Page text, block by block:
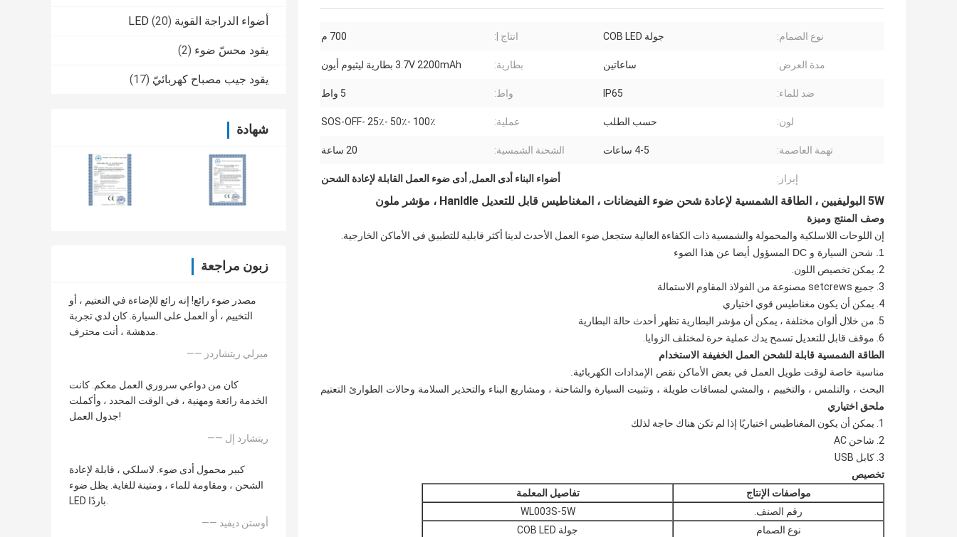
أضواء الدراجة القوية LED (20)
يقود محسّ ضوء (2)
يقود جيب مصباح كهربائيّ (17)
شهادة
زبون مراجعة
مصدر ضوء رائع! إنه رائع للإضاءة في التعتيم ، أو
التخييم ، أو العمل على السيارة. كان لدي تجربة
مدهشة ، أنت محترف.
—— ميرلي ريتشاردز
كان من دواعي سروري العمل معكم. كانت
الخدمة رائعة ومهنية ، في الوقت المحدد ، وأكملت
جدول العمل!
—— ريتشارد إل
كبير محمول أدى ضوء. لاسلكي ، قابلة لإعادة
الشحن ، ومقاومة للماء ، ومتينة للغاية. يظل ضوء
LED باردًا.
—— أوستن ديفيد
نوع الصمام: جولة COB LED انتاج |: 700 م
مدة العرض: ساعاتين بطارية: 3.7V 2200mAh بطارية ليثيوم أيون
ضد للماء: IP65 واط: 5 واط
لون: حسب الطلب عملية: 100٪ -50٪ -25٪ -SOS-OFF
تهمة العاصمة: 4-5 ساعات الشحنة الشمسية: 20 ساعة
إبراز: أضواء البناء أدى العمل, أدى ضوء العمل القابلة لإعادة الشحن
5W البوليفيين ، الطاقة الشمسية لإعادة شحن ضوء الفيضانات ، المغناطيس قابل للتعديل Hanldle ، مؤشر ملون
وصف المنتج وميزة
إن اللوحات اللاسلكية والمحمولة والشمسية ذات الكفاءة العالية ستجعل ضوء العمل الأحدث لدينا أكثر قابلية للتطبيق في الأماكن الخارجية.
1. شحن السيارة و DC المسؤول أيضا عن هذا الضوء
2. يمكن تخصيص اللون.
3. جميع setcrews مصنوعة من الفولاذ المقاوم الاستمالة
4. يمكن أن يكون مغناطيس قوي اختياري
5. من خلال ألوان مختلفة ، يمكن أن مؤشر البطارية تظهر أحدث حالة البطارية
6. موقف قابل للتعديل تسمح يدك عملية حرة لمختلف الزوايا.
الطاقة الشمسية قابلة للشحن العمل الخفيفة الاستخدام
مناسبة خاصة لوقت طويل العمل في بعض الأماكن نقص الإمدادات الكهربائية.
البحث ، والتلمس ، والتخييم ، والمشي لمسافات طويلة ، وتثبيت السيارة والشاحنة ، ومشاريع البناء والتحذير السلامة وحالات الطوارئ التعتيم
ملحق اختياري
1. يمكن أن يكون المغناطيس اختياريًا إذا لم تكن هناك حاجة لذلك
2. شاحن AC
3. كابل USB
تخصيص
مواصفات الإنتاج
تفاصيل المعلمة
رقم الصنف.
WL003S-5W
نوع الصمام
جولة COB LED